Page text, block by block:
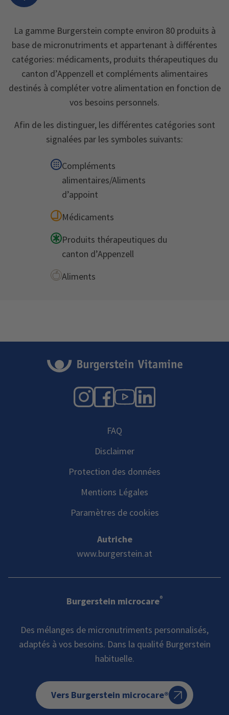
La gamme Burgerstein compte environ 80 produits à
base de micronutriments et appartenant à différentes
catégories: médicaments, produits thérapeutiques du
canton d’Appenzell et compléments alimentaires
destinés à compléter votre alimentation en fonction de
vos besoins personnels.
Afin de les distinguer, les différentes catégories sont
signalées par les symboles suivants:
Compléments
alimentaires/Aliments
d’appoint
Médicaments
Produits thérapeutiques du
canton d’Appenzell
Aliments
Instagram
Facebook
YouTube
LinkedIn
FAQ
Disclaimer
Protection des données
Mentions Légales
Paramètres de cookies
Autriche
www.burgerstein.at
Burgerstein microcare®
Des mélanges de micronutriments personnalisés,
adaptés à vos besoins. Dans la qualité Burgerstein
habituelle.
Vers Burgerstein microcare®